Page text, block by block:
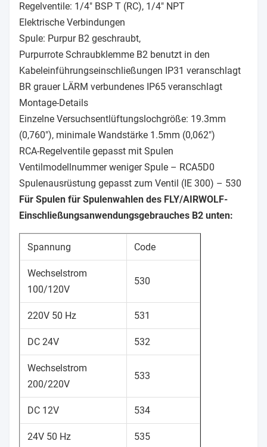
Regelventile: 1/4" BSP T (RC), 1/4" NPT
Elektrische Verbindungen
Spule: Purpur B2 geschraubt,
Purpurrote Schraubklemme B2 benutzt in den
Kabeleinführungseinschließungen IP31 veranschlagt
BR grauer LÄRM verbundenes IP65 veranschlagt
Montage-Details
Einzelne Versuchsentlüftungslochgröße: 19.3mm
(0,760"), minimale Wandstärke 1.5mm (0,062")
RCA-Regelventile gepasst mit Spulen
Ventilmodellnummer weniger Spule – RCA5D0
Spulenausrüstung gepasst zum Ventil (IE 300) – 530
Für Spulen für Spulenwahlen des FLY/AIRWOLF-
Einschließungsanwendungsgebrauches B2 unten:
Spannung Code
Wechselstrom
100/120V
530
220V 50 Hz 531
DC 24V 532
Wechselstrom
200/220V
533
DC 12V 534
24V 50 Hz 535